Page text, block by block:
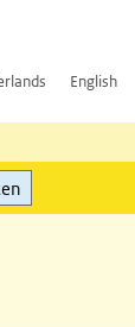
English